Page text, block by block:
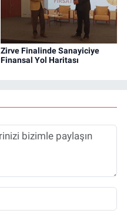
Zirve Finalinde Sanayiciye
Finansal Yol Haritası